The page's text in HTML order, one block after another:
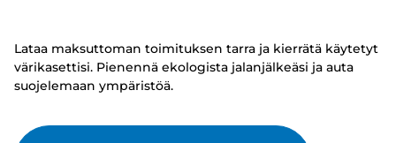
Lataa maksuttoman toimituksen tarra ja kierrätä käytetyt
värikasettisi. Pienennä ekologista jalanjälkeäsi ja auta
suojelemaan ympäristöä.